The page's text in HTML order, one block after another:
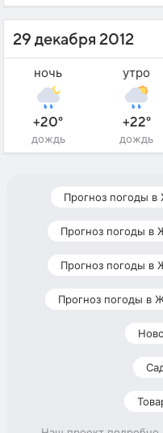
29 декабря 2012
ночь
+20°
дождь
утро
+22°
дождь
Прогноз погоды в
Прогноз погоды в
Прогноз погоды в
Прогноз погоды в